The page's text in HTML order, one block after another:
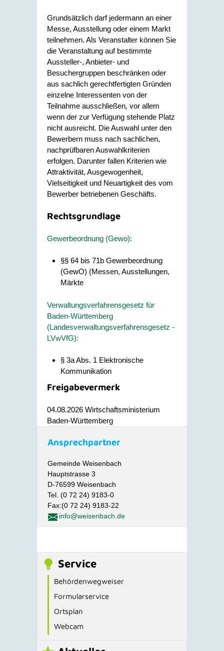
Grundsätzlich darf jedermann an einer
Messe, Ausstellung oder einem Markt
teilnehmen. Als Veranstalter können Sie
die Veranstaltung auf bestimmte
Aussteller-, Anbieter- und
Besuchergruppen beschränken oder
aus sachlich gerechtfertigten Gründen
einzelne Interessenten von der
Teilnahme ausschließen, vor allem
wenn der zur Verfügung stehende Platz
nicht ausreicht. Die Auswahl unter den
Bewerbern muss nach sachlichen,
nachprüfbaren Auswahlkriterien
erfolgen. Darunter fallen Kriterien wie
Attraktivität, Ausgewogenheit,
Vielseitigkeit und Neuartigkeit des vom
Bewerber betriebenen Geschäfts.
Rechtsgrundlage
Gewerbeordnung (Gewo):
§§ 64 bis 71b Gewerbeordnung
(GewO) (Messen, Ausstellungen,
Märkte
Verwaltungsverfahrensgesetz für
Baden-Württemberg
(Landesverwaltungsverfahrensgesetz -
LVwVfG):
§ 3a Abs. 1 Elektronische
Kommunikation
Freigabevermerk
04.08.2026 Wirtschaftsministerium
Baden-Württemberg
Ansprechpartner
Gemeinde Weisenbach
Hauptstrasse 3
D-76599 Weisenbach
Tel. (0 72 24) 9183-0
Fax:(0 72 24) 9183-22
info@weisenbach.de
Service
Behördenwegweiser
Formularservice
Ortsplan
Webcam